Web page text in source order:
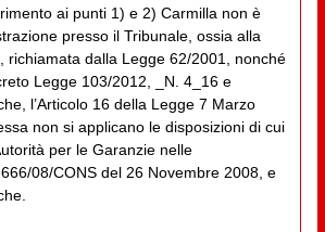
ai punti 1) e 2) Carmilla non è
presso il Tribunale, ossia alla
richiamata dalla Legge 62/2001, nonché
Legge 103/2012, _N. 4_16 e
l’Articolo 16 della Legge 7 Marzo
non si applicano le disposizioni di cui
per le Garanzie nelle
08/CONS del 26 Novembre 2008, e